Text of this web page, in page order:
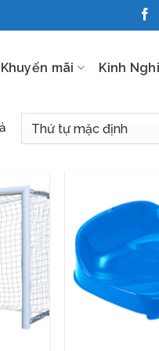
Khuyến mãi Kinh